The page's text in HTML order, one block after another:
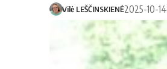
Vilė LEŠČINSKIENĖ2025-10-14